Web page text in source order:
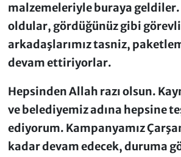
malzemeleriyle buraya
oldular, gördüğünüz gibi görevli
arkadaşlarımız tasniz,
devam ettiriyorlar.
Hepsinden Allah razı olsun.
ve belediyemiz adına hepsine
ediyorum. Kampanyamız
kadar devam edecek, duruma